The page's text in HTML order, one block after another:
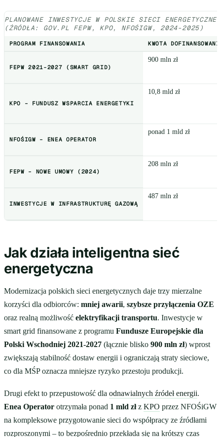
PLANOWANE INWESTYCJE W POLSKIE SIECI ENERGETYCZNE
(ŹRÓDŁA: GOV.PL FEPW, KPO, NFOŚIGW, 2024-2025)
PROGRAM FINANSOWANIA KWOTA
FEPW 2021-2027 (SMART GRID)
900 mln zł
KPO – FUNDUSZ WSPARCIA ENERGETYKI
10,8 mld zł
NFOŚIGW – ENEA OPERATOR
ponad 1 mld zł
FEPW – NOWE UMOWY (2024)
208 mln zł
INWESTYCJE W INFRASTRUKTURĘ GAZOWĄ
487 mln zł
Jak działa inteligentna sieć
energetyczna
Modernizacja polskich sieci energetycznych daje trzy mierzalne
korzyści dla odbiorców: mniej awarii, szybsze przyłączenia OZE
oraz realną możliwość elektryfikacji transportu. Inwestycje w
smart grid finansowane z programu Fundusze Europejskie dla
Polski Wschodniej 2021-2027 (łącznie blisko 900 mln zł) wprost
zwiększają stabilność dostaw energii i ograniczają straty sieciowe,
co dla MŚP oznacza mniejsze ryzyko przestoju produkcji.
Drugi efekt to przepustowość dla odnawialnych źródeł energii.
Enea Operator otrzymała ponad 1 mld złz KPO przez NFOŚiGW
na kompleksowe przygotowanie sieci do współpracy ze źródłami
rozproszonymi – to bezpośrednio przekłada się na krótszy czas